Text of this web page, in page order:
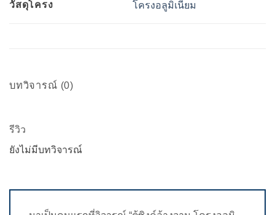
วัสดุโครง โครงอลูมิเนียม
บทวิจารณ์ (0)
รีวิว
ยังไม่มีบทวิจารณ์